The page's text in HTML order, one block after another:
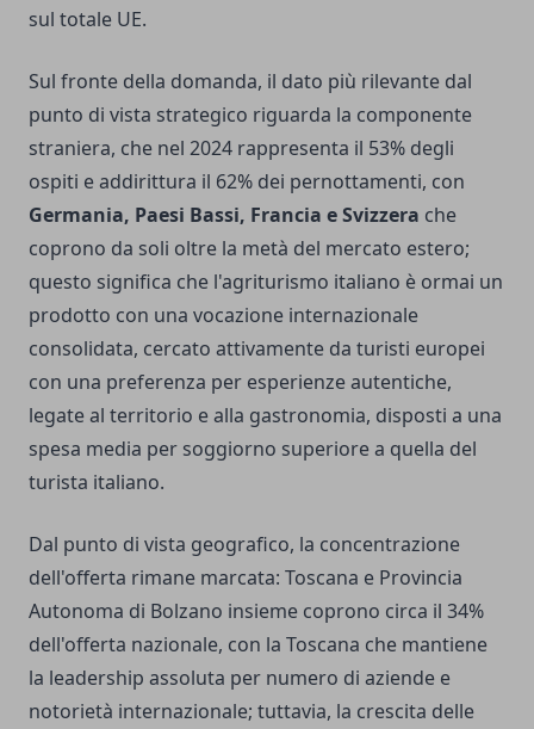
sul totale UE.
Sul fronte della domanda, il dato più rilevante dal
punto di vista strategico riguarda la componente
straniera, che nel 2024 rappresenta il 53% degli
ospiti e addirittura il 62% dei pernottamenti, con
Germania, Paesi Bassi, Francia e Svizzera che
coprono da soli oltre la metà del mercato estero;
questo significa che l'agriturismo italiano è ormai un
prodotto con una vocazione internazionale
consolidata, cercato attivamente da turisti europei
con una preferenza per esperienze autentiche,
legate al territorio e alla gastronomia, disposti a una
spesa media per soggiorno superiore a quella del
turista italiano.
Dal punto di vista geografico, la concentrazione
dell'offerta rimane marcata: Toscana e Provincia
Autonoma di Bolzano insieme coprono circa il 34%
dell'offerta nazionale, con la Toscana che mantiene
la leadership assoluta per numero di aziende e
notorietà internazionale; tuttavia, la crescita delle